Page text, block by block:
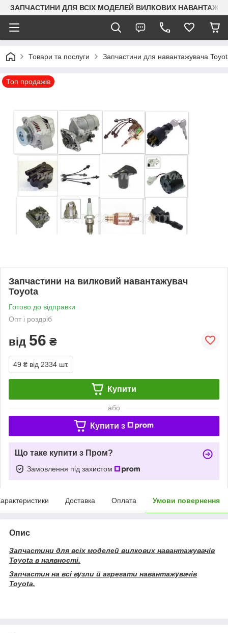
ЗАПЧАСТИНИ ДЛЯ ВСІХ МОДЕЛЕЙ ВИЛКОВИХ
Товари та послуги Запчастини для навантажувача
Топ продажів
Запчастини на вилковий навантажувач
Toyota
Готово до відправки
Опт і роздріб
від 56 ₴
49 ₴ від 2334 шт.
Купити
або
Купити з
Що таке купити з Пром?
Замовлення під захистом
Доставка Оплата Умови повернення
Опис
Запчастини для всіх моделей вилкових навантажувачів
Toyota в наявності.
Запчастин на всі вузли й агрегати навантажувачів
Toyota.